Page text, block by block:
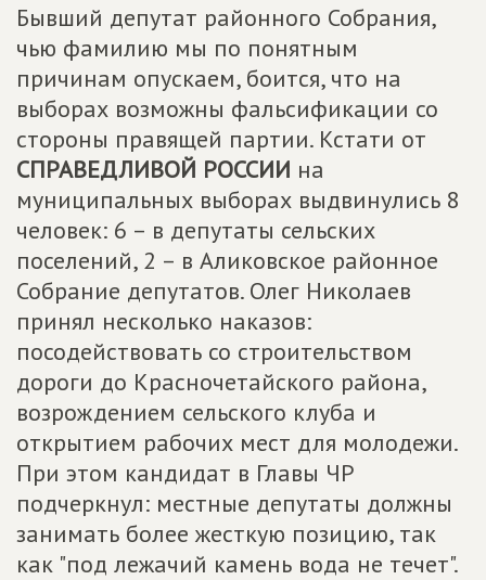
Бывший депутат районного Собрания,
чью фамилию мы по понятным
причинам опускаем, боится, что на
выборах возможны фальсификации со
стороны правящей партии. Кстати от
СПРАВЕДЛИВОЙ РОССИИ на
муниципальных выборах выдвинулись 8
человек: 6 – в депутаты сельских
поселений, 2 – в Аликовское районное
Собрание депутатов. Олег Николаев
принял несколько наказов:
посодействовать со строительством
дороги до Красночетайского района,
возрождением сельского клуба и
открытием рабочих мест для молодежи.
При этом кандидат в Главы ЧР
подчеркнул: местные депутаты должны
занимать более жесткую позицию, так
как "под лежачий камень вода не течет".